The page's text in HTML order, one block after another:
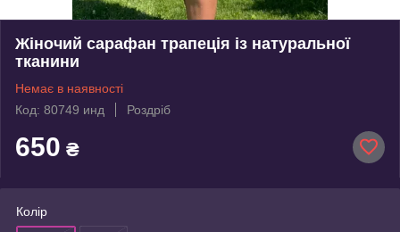
Жіночий сарафан трапеція із натуральної
тканини
Немає в наявності
Код: 80749 инд
Роздріб
650 ₴
Колір